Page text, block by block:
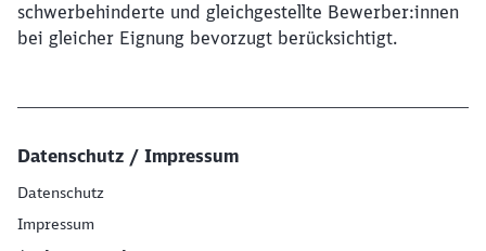
schwerbehinderte und gleichgestellte Bewerber:innen
bei gleicher Eignung bevorzugt berücksichtigt.
Datenschutz / Impressum
Datenschutz
Impressum